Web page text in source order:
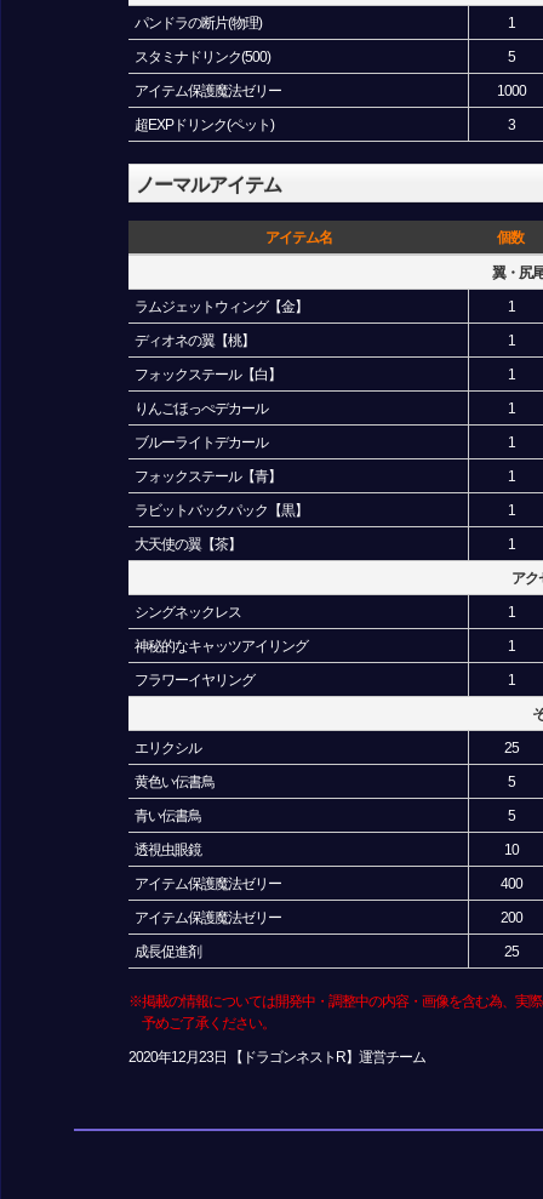
パンドラの断片(物理)
1
スタミナドリンク(500)
5
アイテム保護魔法ゼリー
1000
超EXPドリンク(ペット)
3
ノーマルアイテム
アイテム名 個数
翼・尻
ラムジェットウィング【金】
1
ディオネの翼【桃】
1
フォックステール【白】
1
りんごほっぺデカール
1
ブルーライトデカール
1
フォックステール【青】
1
ラビットバックパック【黒】
1
大天使の翼【茶】
1
アク
シングネックレス
1
神秘的なキャッツアイリング
1
フラワーイヤリング
1
エリクシル
25
黄色い伝書鳥
5
青い伝書鳥
5
透視虫眼鏡
10
アイテム保護魔法ゼリー
400
アイテム保護魔法ゼリー
200
成長促進剤
25
※掲載の情報については開発中・調整中の内容・画像を含む為、実
予めご了承ください。
2020年12月23日 【ドラゴンネストR】運営チーム